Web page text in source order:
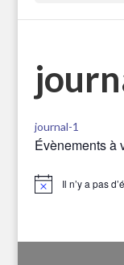
journal-1
Évènements à
Notice Il n’y a pas